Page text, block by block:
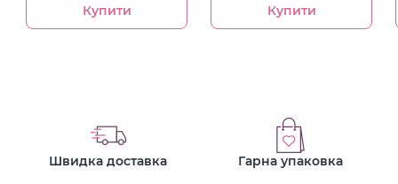
Купити Купити
Швидка доставка Гарна упаковка